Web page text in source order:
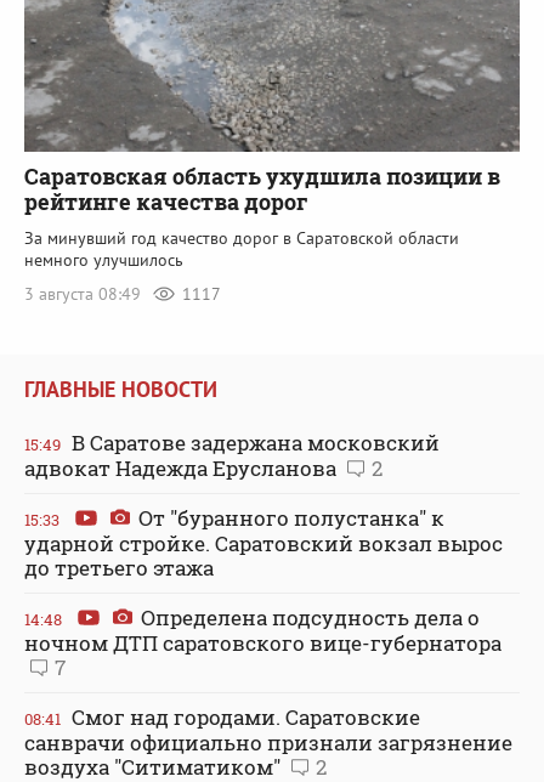
Саратовская область ухудшила позиции в
рейтинге качества дорог
За минувший год качество дорог в Саратовской области
немного улучшилось
3 августа 08:49
1117
ГЛАВНЫЕ НОВОСТИ
15:49 В Саратове задержана московский
адвокат Надежда Ерусланова
2
15:33
От "буранного полустанка" к
ударной стройке. Саратовский вокзал вырос
до третьего этажа
14:48
Определена подсудность дела о
ночном ДТП саратовского вице-губернатора
7
08:41 Смог над городами. Саратовские
санврачи официально признали загрязнение
воздуха "Ситиматиком"
2